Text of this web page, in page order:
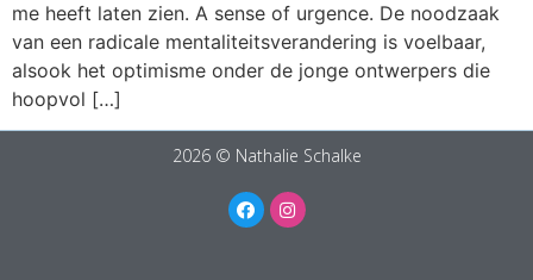
me heeft laten zien. A sense of urgence. De noodzaak
van een radicale mentaliteitsverandering is voelbaar,
alsook het optimisme onder de jonge ontwerpers die
hoopvol […]
2026 © Nathalie Schalke